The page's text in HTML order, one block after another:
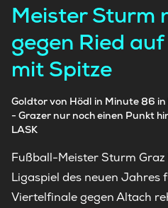
Meister Sturm
gegen Ried
mit Spitze
Goldtor von Hödl in Minute 86
- Grazer nur noch einen Punkt
LASK
Fußball-Meister Sturm
Ligaspiel des neuen Jahres
Viertelfinale gegen Altach